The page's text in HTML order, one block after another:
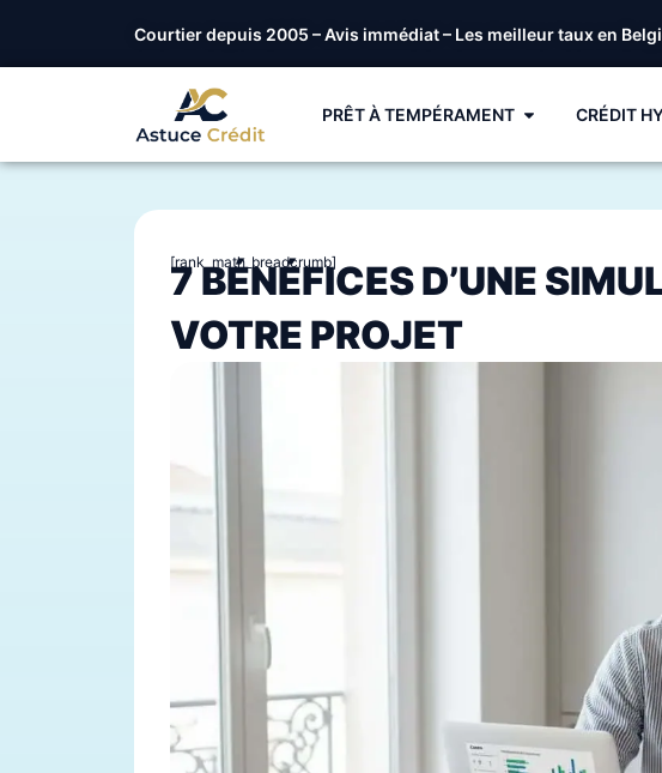
Courtier depuis 2005 – Avis immédiat – Les meilleur taux en
PRÊT À TEMPÉRAMENT CRÉDIT
[rank_math_breadcrumb]
7 BÉNÉFICES D’UNE
VOTRE PROJET